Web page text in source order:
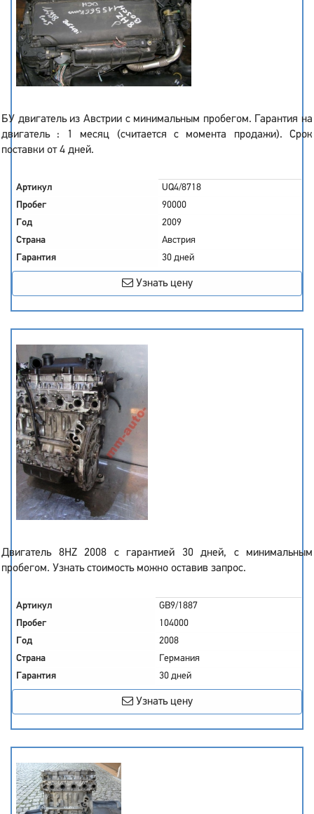
БУ двигатель из Австрии с минимальным пробегом. Гарантия на
двигатель : 1 месяц (считается с момента продажи). Срок
поставки от 4 дней.
Артикул
UQ4/8718
Пробег
90000
Год
2009
Страна
Австрия
Гарантия
30 дней
Узнать цену
Двигатель 8HZ 2008 с гарантией 30 дней, с минимальным
пробегом. Узнать стоимость можно оставив запрос.
Артикул
GB9/1887
Пробег
104000
Год
2008
Страна
Германия
Гарантия
30 дней
Узнать цену